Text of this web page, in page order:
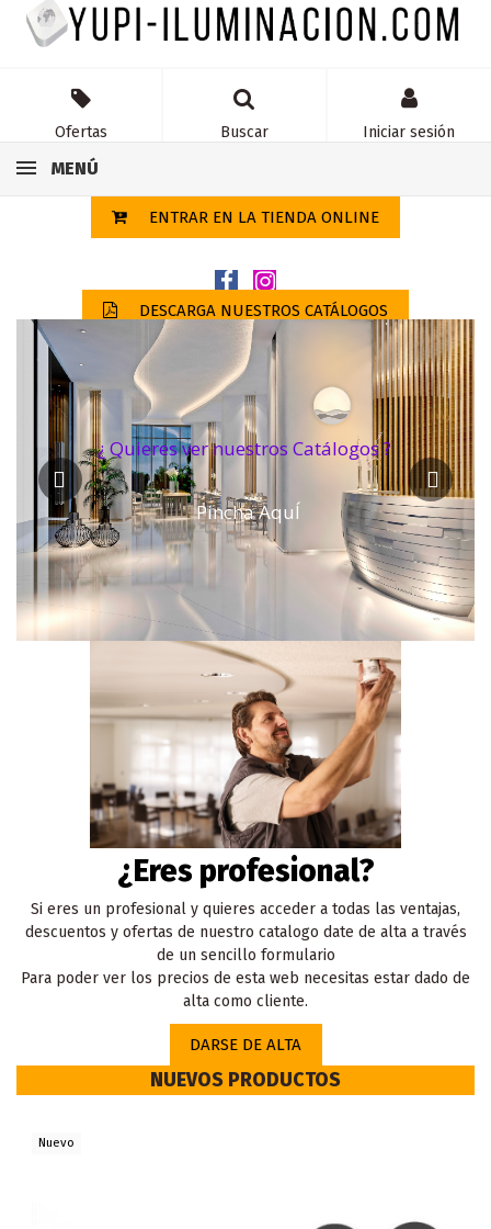
Ofertas Buscar Iniciar sesión
MENÚ
ENTRAR EN LA TIENDA ONLINE
DESCARGA NUESTROS CATÁLOGOS
¿ Quieres ver nuestros Catálogos ?
Pincha AquÍ
¿Eres profesional?
Si eres un profesional y quieres acceder a todas las ventajas,
descuentos y ofertas de nuestro catalogo date de alta a través
de un sencillo formulario
Para poder ver los precios de esta web necesitas estar dado de
alta como cliente.
DARSE DE ALTA
NUEVOS PRODUCTOS
Nuevo